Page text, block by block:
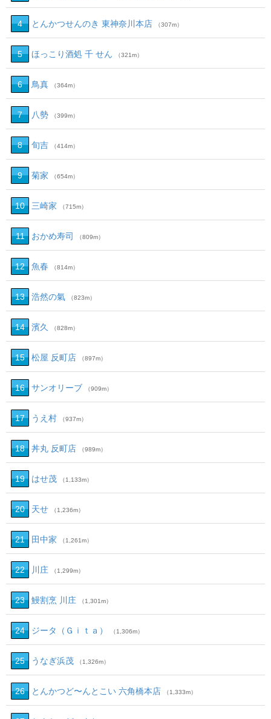
4 とんかつせんのき 東神奈川本店 （307m）
5 ほっこり酒処 千 せん （321m）
6 鳥真 （364m）
7 八勢 （399m）
8 旬吉 （414m）
9 菊家 （654m）
10 三崎家 （715m）
11 おかめ寿司 （809m）
12 魚春 （814m）
13 浩然の氣 （823m）
14 濱久 （828m）
15 松屋 反町店 （897m）
16 サンオリーブ （909m）
17 うえ村 （937m）
18 丼丸 反町店 （989m）
19 はせ茂 （1,133m）
20 天せ （1,236m）
21 田中家 （1,261m）
22 川庄 （1,299m）
23 鰻割烹 川庄 （1,301m）
24 ジータ（Ｇｉｔａ） （1,306m）
25 うなぎ浜茂 （1,326m）
26 とんかつど〜んとこい 六角橋本店 （1,333m）